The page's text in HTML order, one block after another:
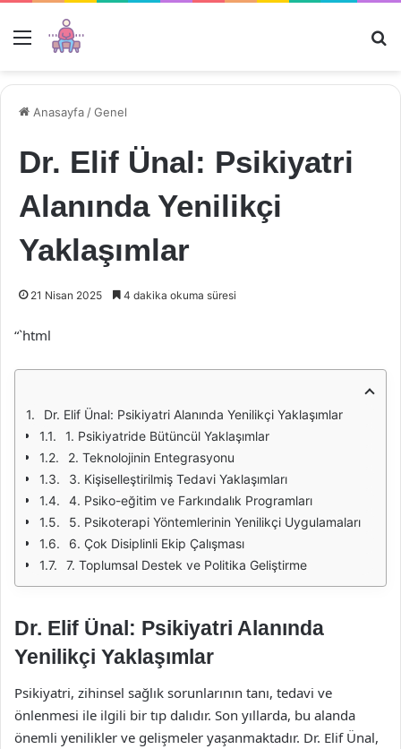
Menü
Anasayfa /Genel
Dr. Elif Ünal: Psikiyatri
Alanında Yenilikçi
Yaklaşımlar
21 Nisan 2025 4 dakika okuma süresi
“`html
Dr. Elif Ünal: Psikiyatri Alanında Yenilikçi Yaklaşımlar
1. Psikiyatride Bütüncül Yaklaşımlar
2. Teknolojinin Entegrasyonu
3. Kişiselleştirilmiş Tedavi Yaklaşımları
4. Psiko-eğitim ve Farkındalık Programları
5. Psikoterapi Yöntemlerinin Yenilikçi Uygulamaları
6. Çok Disiplinli Ekip Çalışması
7. Toplumsal Destek ve Politika Geliştirme
Dr. Elif Ünal: Psikiyatri Alanında
Yenilikçi Yaklaşımlar
Psikiyatri, zihinsel sağlık sorunlarının tanı, tedavi ve
önlenmesi ile ilgili bir tıp dalıdır. Son yıllarda, bu alanda
önemli yenilikler ve gelişmeler yaşanmaktadır. Dr. Elif Ünal,